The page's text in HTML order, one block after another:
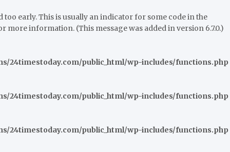
early. This is usually an indicator for some code in the
more information. (This message was added in version 6.7.0.)
24timestoday.com/public_html/wp-includes/functions.php
24timestoday.com/public_html/wp-includes/functions.php
24timestoday.com/public_html/wp-includes/functions.php